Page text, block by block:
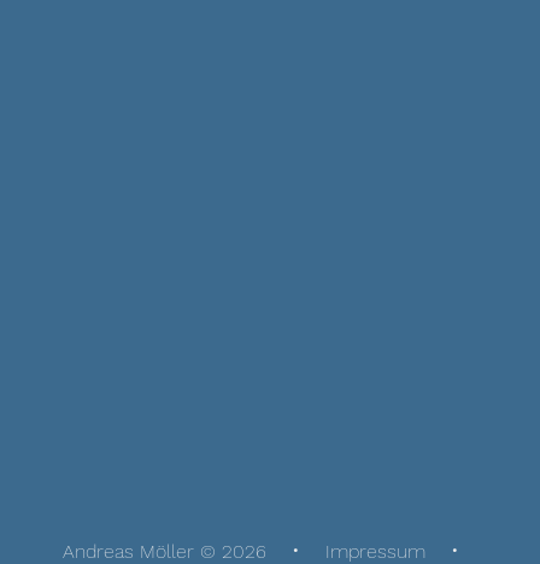
Andreas Möller © 2026 Impressum